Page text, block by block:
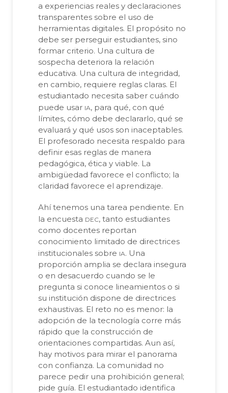
a experiencias reales y declaraciones
transparentes sobre el uso de
herramientas digitales. El propósito no
debe ser perseguir estudiantes, sino
formar criterio. Una cultura de
sospecha deteriora la relación
educativa. Una cultura de integridad,
en cambio, requiere reglas claras. El
estudiantado necesita saber cuándo
puede usar ia, para qué, con qué
límites, cómo debe declararlo, qué se
evaluará y qué usos son inaceptables.
El profesorado necesita respaldo para
definir esas reglas de manera
pedagógica, ética y viable. La
ambigüedad favorece el conflicto; la
claridad favorece el aprendizaje.
Ahí tenemos una tarea pendiente. En
la encuesta dec, tanto estudiantes
como docentes reportan
conocimiento limitado de directrices
institucionales sobre ia. Una
proporción amplia se declara insegura
o en desacuerdo cuando se le
pregunta si conoce lineamientos o si
su institución dispone de directrices
exhaustivas. El reto no es menor: la
adopción de la tecnología corre más
rápido que la construcción de
orientaciones compartidas. Aun así,
hay motivos para mirar el panorama
con confianza. La comunidad no
parece pedir una prohibición general;
pide guía. El estudiantado identifica